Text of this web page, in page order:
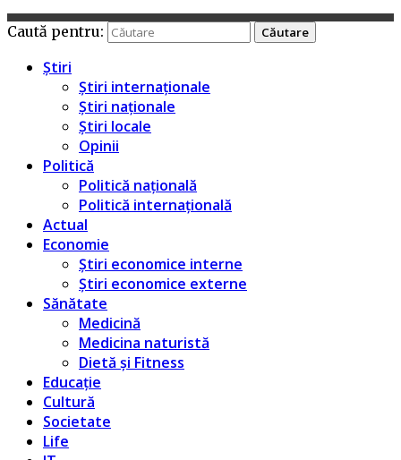
Caută pentru:
Știri
Știri internaționale
Știri naționale
Știri locale
Opinii
Politică
Politică națională
Politică internațională
Actual
Economie
Știri economice interne
Știri economice externe
Sănătate
Medicină
Medicina naturistă
Dietă și Fitness
Educație
Cultură
Societate
Life